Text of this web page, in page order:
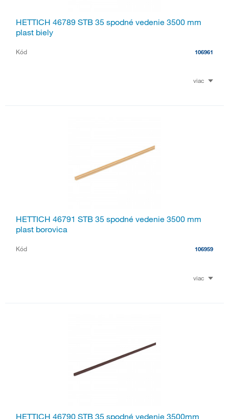
HETTICH 46789 STB 35 spodné vedenie 3500 mm
plast biely
Kód 106961
viac
HETTICH 46791 STB 35 spodné vedenie 3500 mm
plast borovica
Kód 106959
viac
HETTICH 46790 STB 35 spodné vedenie 3500mm